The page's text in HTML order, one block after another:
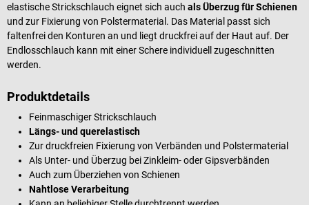
elastische Strickschlauch eignet sich auch als Überzug für Schienen
und zur Fixierung von Polstermaterial. Das Material passt sich
faltenfrei den Konturen an und liegt druckfrei auf der Haut auf. Der
Endlosschlauch kann mit einer Schere individuell zugeschnitten
werden.
Produktdetails
Feinmaschiger Strickschlauch
Längs- und querelastisch
Zur druckfreien Fixierung von Verbänden und Polstermaterial
Als Unter- und Überzug bei Zinkleim- oder Gipsverbänden
Auch zum Überziehen von Schienen
Nahtlose Verarbeitung